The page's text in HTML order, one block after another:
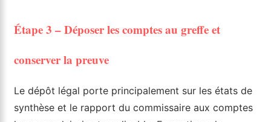
Étape 3 – Déposer les comptes au greffe et
conserver la preuve
Le dépôt légal porte principalement sur les états de
synthèse et le rapport du commissaire aux comptes